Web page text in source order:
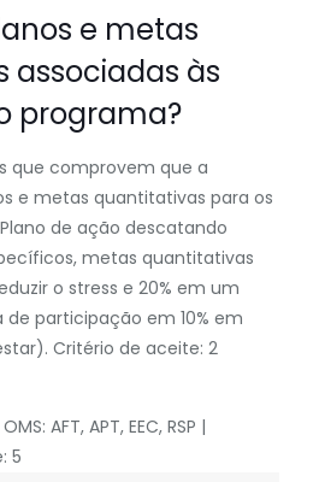
e metas
associadas às
programa?
que comprovem que a
e metas quantitativas para os
de ação descatando
metas quantitativas
o stress e 20% em um
participação em 10% em
Critério de aceite: 2
AFT, APT, EEC, RSP |
5